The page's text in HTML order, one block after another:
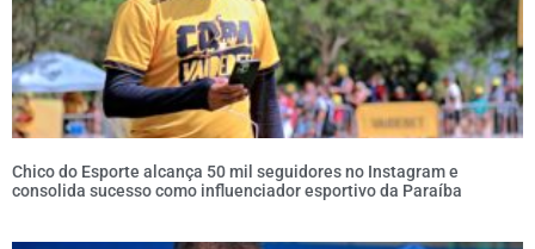
Chico do Esporte alcança 50 mil seguidores no Instagram e
consolida sucesso como influenciador esportivo da Paraíba